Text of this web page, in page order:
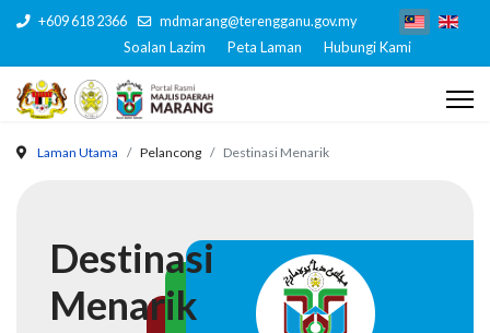
+609 618 2366 mdmarang@terengganu.gov.my
Soalan Lazim Peta Laman Hubungi Kami
Laman Utama Pelancong Destinasi Menarik
Destinasi
Menarik